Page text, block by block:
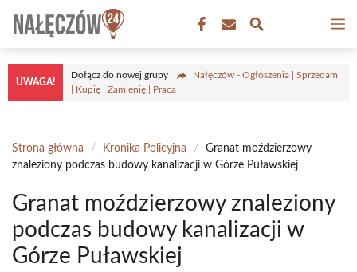
treści
UWAGA!
Dołącz do nowej grupy
Nałęczów - Ogłoszenia | Sprzedam
| Kupię | Zamienię | Praca
Strona główna / Kronika Policyjna /
Granat moździerzowy
znaleziony podczas budowy kanalizacji w Górze Puławskiej
Granat moździerzowy znaleziony
podczas budowy kanalizacji w
Górze Puławskiej